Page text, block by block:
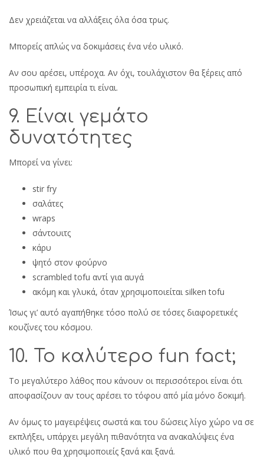
Δεν χρειάζεται να αλλάξεις όλα όσα τρως.
Μπορείς απλώς να δοκιμάσεις ένα νέο υλικό.
Αν σου αρέσει, υπέροχα. Αν όχι, τουλάχιστον θα ξέρεις από
προσωπική εμπειρία τι είναι.
9. Είναι γεμάτο
δυνατότητες
Μπορεί να γίνει:
stir fry
σαλάτες
wraps
σάντουιτς
κάρυ
ψητό στον φούρνο
scrambled tofu αντί για αυγά
ακόμη και γλυκά, όταν χρησιμοποιείται silken tofu
Ίσως γι’ αυτό αγαπήθηκε τόσο πολύ σε τόσες διαφορετικές
κουζίνες του κόσμου.
10. Το καλύτερο fun fact;
Το μεγαλύτερο λάθος που κάνουν οι περισσότεροι είναι ότι
αποφασίζουν αν τους αρέσει το τόφου από μία μόνο δοκιμή.
Αν όμως το μαγειρέψεις σωστά και του δώσεις λίγο χώρο να σε
εκπλήξει, υπάρχει μεγάλη πιθανότητα να ανακαλύψεις ένα
υλικό που θα χρησιμοποιείς ξανά και ξανά.